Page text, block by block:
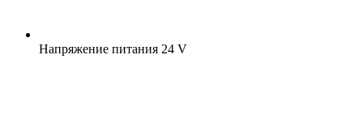
Напряжение питания 24 V